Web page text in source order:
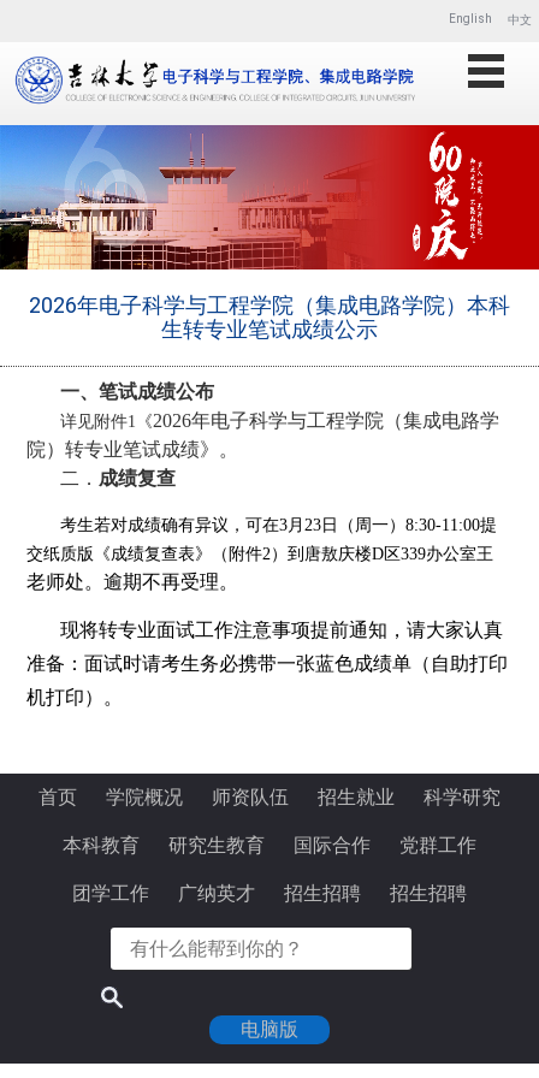
English 中文
2026年电子科学与工程学院（集成电路学院）本科
生转专业笔试成绩公示
一、笔试成绩公布
详见附件1《2026年电子科学与工程学院 （集成电路学
院）转专业笔试成绩》。
二． 成绩复查
考生若对成绩确有异议，可在3月23日（周一）8:30-11:00提
交纸质版《成绩复查表》（附件2）到 唐敖庆楼D区339办公室王
老师处。逾期不再受理。
现将转专业面试工作注意事项提前通知，请大家认真
准备 ：面试时请考生务必携带一张蓝色成绩单（自助打印
机打印）。
首页 学院概况 师资队伍 招生就业 科学研究
本科教育 研究生教育 国际合作 党群工作
团学工作 广纳英才 招生招聘 招生招聘
电脑版